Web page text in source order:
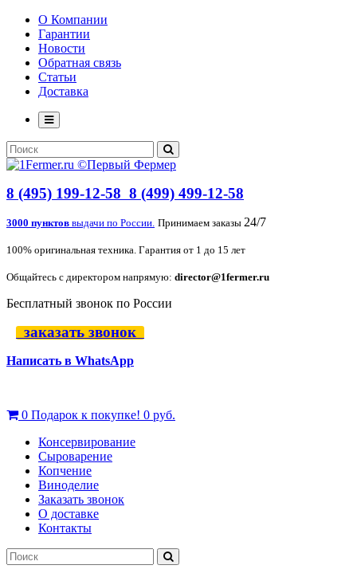
О Компании
Гарантии
Новости
Обратная связь
Статьи
Доставка
8 (495) 199-12-58 8 (499) 499-12-58
3000 пунктов выдачи по России. Принимаем заказы 24/7
100% оригинальная техника. Гарантия от 1 до 15 лет
Общайтесь с директором напрямую: director@1fermer.ru
Бесплатный звонок по России
заказать звонок
Написать в WhatsApp
0 Подарок к покупке! 0 руб.
Консервирование
Сыроварение
Копчение
Виноделие
Заказать звонок
О доставке
Контакты